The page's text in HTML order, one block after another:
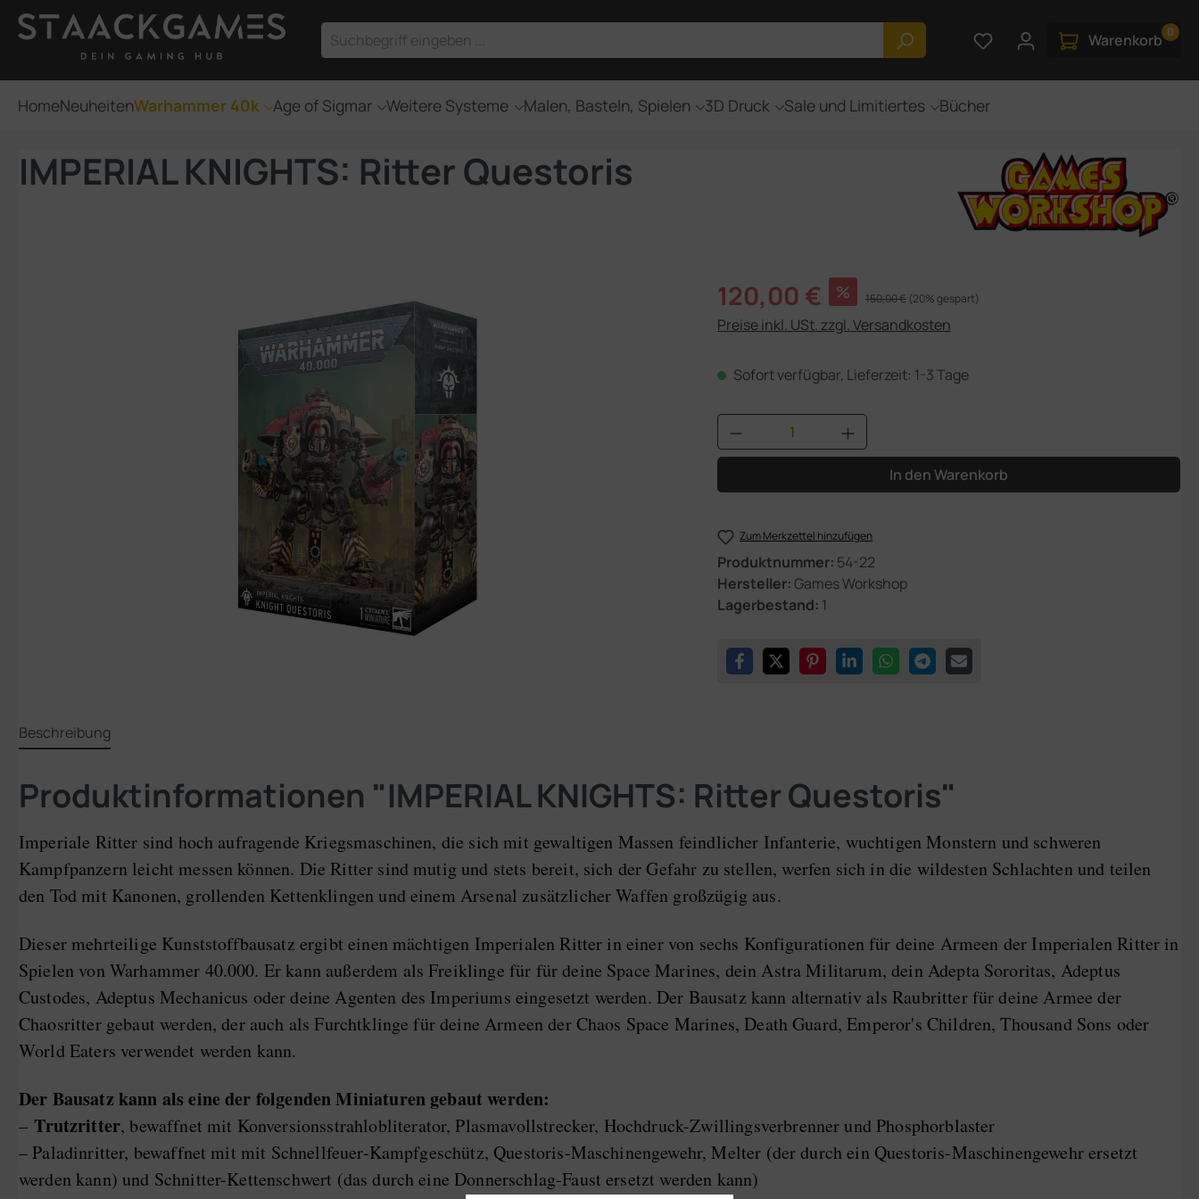
Hauptinhalt springen
Zur Suche springen
Du hast 0 Produkte auf dem
Warenkorb 0
HomeNeuheitenWarhammer 40k Age of Sigmar Weitere Systeme Malen, Basteln, Spielen 3D Druck Sale und Limitiertes Bücher
IMPERIAL KNIGHTS: Ritter Questoris
Verkaufspreis:
120,00 € % Regulärer Preis:
150,00 € (20% gespart)
Preise inkl. USt. zzgl. Versandkosten
Sofort verfügbar, Lieferzeit: 1-3 Tage
Produkt Anzahl: Gib den gewünschten Wert
In den Warenkorb
Zum Merkzettel hinzufügen
Produktnummer: 54-22
Hersteller:Games Workshop
Lagerbestand: 1
Beschreibung
Produktinformationen "IMPERIAL KNIGHTS: Ritter Questoris"
Imperiale Ritter sind hoch aufragende Kriegsmaschinen, die sich mit gewaltigen Massen feindlicher Infanterie, wuchtigen Monstern und schweren
Kampfpanzern leicht messen können. Die Ritter sind mutig und stets bereit, sich der Gefahr zu stellen, werfen sich in die wildesten Schlachten und teilen
den Tod mit Kanonen, grollenden Kettenklingen und einem Arsenal zusätzlicher Waffen großzügig aus.
Dieser mehrteilige Kunststoffbausatz ergibt einen mächtigen Imperialen Ritter in einer von sechs Konfigurationen für deine Armeen der Imperialen Ritter in
Spielen von Warhammer 40.000. Er kann außerdem als Freiklinge für für deine Space Marines, dein Astra Militarum, dein Adepta Sororitas, Adeptus
Custodes, Adeptus Mechanicus oder deine Agenten des Imperiums eingesetzt werden. Der Bausatz kann alternativ als Raubritter für deine Armee der
Chaosritter gebaut werden, der auch als Furchtklinge für deine Armeen der Chaos Space Marines, Death Guard, Emperor's Children, Thousand Sons oder
World Eaters verwendet werden kann.
Der Bausatz kann als eine der folgenden Miniaturen gebaut werden:
– Trutzritter, bewaffnet mit Konversionsstrahlobliterator, Plasmavollstrecker, Hochdruck-Zwillingsverbrenner und Phosphorblaster
– Paladinritter, bewaffnet mit mit Schnellfeuer-Kampfgeschütz, Questoris-Maschinengewehr, Melter (der durch ein Questoris-Maschinengewehr ersetzt
werden kann) und Schnitter-Kettenschwert (das durch eine Donnerschlag-Faust ersetzt werden kann)